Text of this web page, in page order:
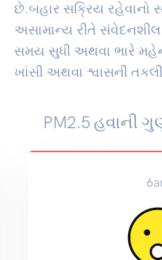
છે.બહાર સક્રિય રહેવાનો
અસામાન્ય રીતે સંવેદનશીલ
સમય સુધી અથવા ભારે
ખાંસી અથવા શ્વાસની
PM2.5 હવાની